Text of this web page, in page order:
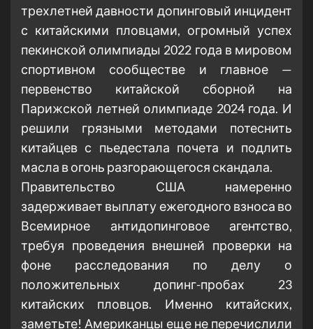
трехлетней давности допинговый инцидент
с китайскими пловцами, огромный успех
пекинской олимпиады 2022 года в мировом
спортивном сообществе и главное —
первенство китайской сборной на
Парижской летней олимпиаде 2024 года. И
решили грязными методами потеснить
китайцев с пьедестала почета и подлить
масла в огонь разгорающегося скандала.
Правительство США намеренно
задерживает выплату ежегодного взноса во
Всемирное антидопинговое агентство,
требуя проведения внешней проверки на
фоне расследования по делу о
положительных допинг-пробах 23
китайских пловцов. Именно китайских,
заметьте! Американцы еще не перечислили